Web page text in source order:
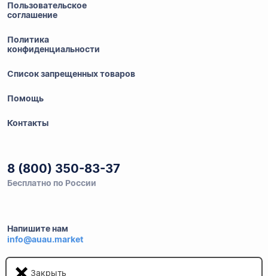
Пользовательское
соглашение
Политика
конфиденциальности
Список запрещенных товаров
Помощь
Контакты
8 (800) 350-83-37
Бесплатно по России
Напишите нам
info@auau.market
236027, г.Калининград
Закрыть